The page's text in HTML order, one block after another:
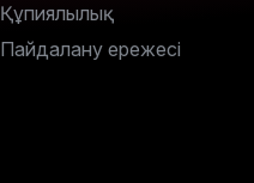
Құпиялылық
Пайдалану ережесі